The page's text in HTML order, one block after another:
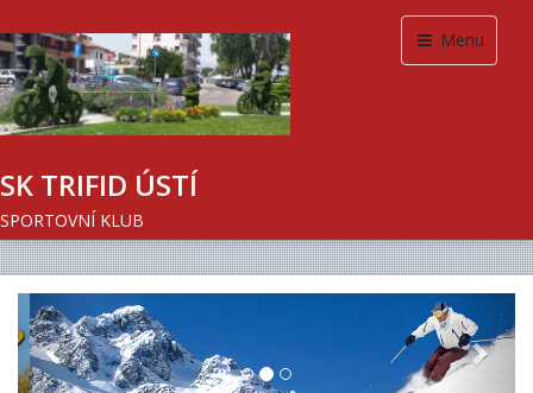
Menu
SK TRIFID ÚSTÍ
SPORTOVNÍ KLUB
Previous Next